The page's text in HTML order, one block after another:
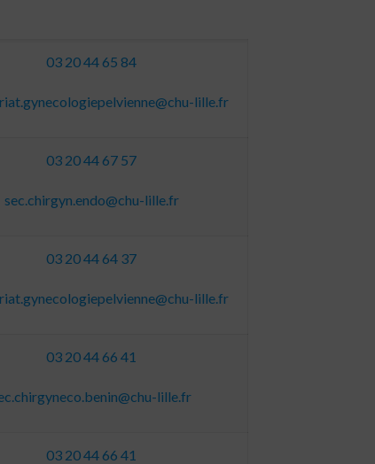
03 20 44 65 84
lille.fr
03 20 44 67 57
sec.chirgyn.endo@chu-lille.fr
03 20 44 64 37
lille.fr
03 20 44 66 41
lille.fr
03 20 44 66 41